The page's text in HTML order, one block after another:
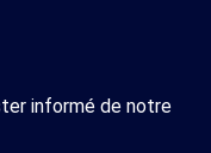
informé de notre